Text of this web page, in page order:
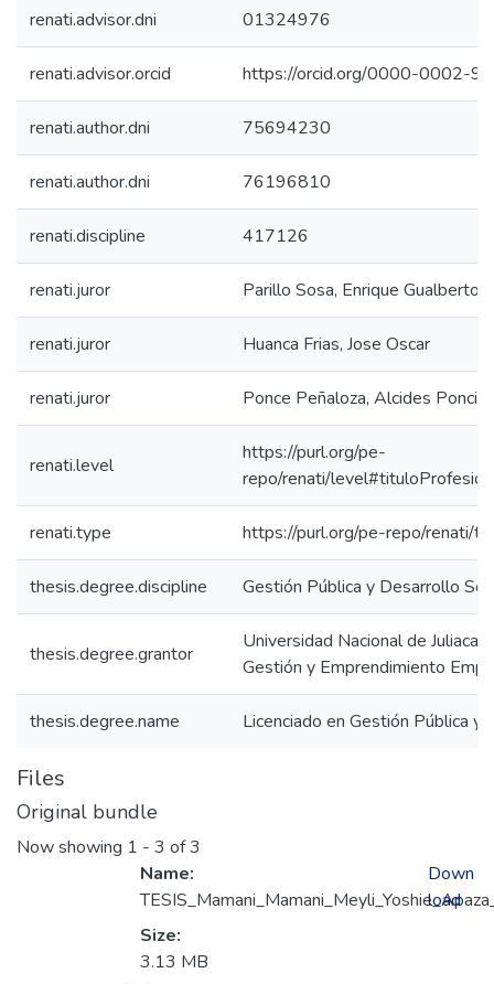
renati.advisor.dni 01324976
renati.advisor.orcid https://orcid.org/0000-0002-
renati.author.dni 75694230
renati.author.dni 76196810
renati.discipline 417126
renati.juror Parillo Sosa, Enrique Gualberto
renati.juror Huanca Frias, Jose Oscar
renati.juror Ponce Peñaloza, Alcides
renati.level
https://purl.org/pe-
repo/renati/
renati.type https://purl.org/pe-repo/renati/
thesis.degree.discipline Gestión Pública y Desarrollo
thesis.degree.grantor
Universidad Nacional de Juliaca.
Gestión y Emprendimiento
thesis.degree.name Licenciado en Gestión Pública y
Files
Original bundle
Now showing 1 - 3 of 3
Name:
Size:
3.13 MB
Down
load